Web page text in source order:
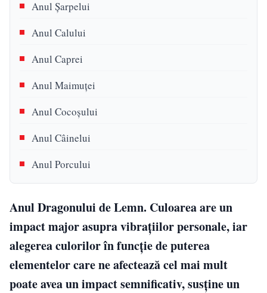
Anul Șarpelui
Anul Calului
Anul Caprei
Anul Maimuței
Anul Cocoșului
Anul Câinelui
Anul Porcului
Anul Dragonului de Lemn. Culoarea are un
impact major asupra vibrațiilor personale, iar
alegerea culorilor în funcție de puterea
elementelor care ne afectează cel mai mult
poate avea un impact semnificativ, susține un